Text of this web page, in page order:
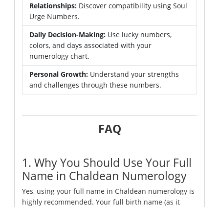
Relationships: Discover compatibility using Soul
Urge Numbers.
Daily Decision-Making: Use lucky numbers,
colors, and days associated with your
numerology chart.
Personal Growth: Understand your strengths
and challenges through these numbers.
FAQ
1. Why You Should Use Your Full
Name in Chaldean Numerology
Yes, using your full name in Chaldean numerology is
highly recommended. Your full birth name (as it